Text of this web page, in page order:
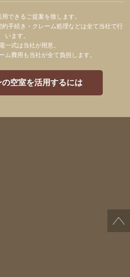
できるご提案を致します。
手続き・クレーム処理などは全て当社で行
います。
一式は当社が用意。
ム費用も当社が全て負担します。
空室を活用するには